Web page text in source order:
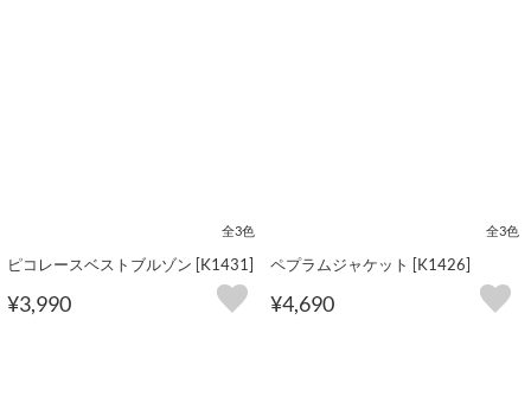
全3色
ピコレースベストブルゾン [K1431]
¥3,990
全3色
ペプラムジャケット [K1426]
¥4,690